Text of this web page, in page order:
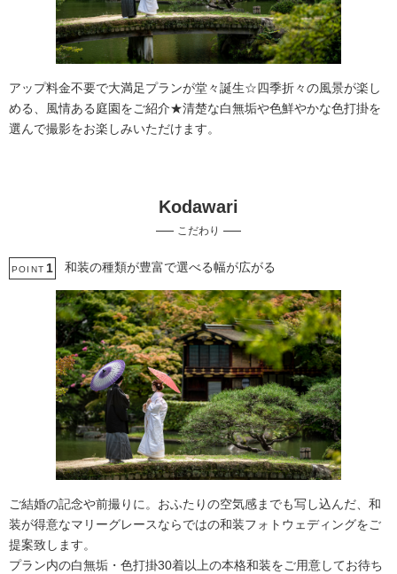
動画の作成 衣装追加無料
人気スポットでの撮影
歴史的建造物での撮影
フォト＋会食
豊富な白無垢 豊富な色打掛・着物
豊富なカラードレス
アップ料金不要で大満足プランが堂々誕生☆四季折々の風景が楽し
める、風情ある庭園をご紹介★清楚な白無垢や色鮮やかな色打掛を
選んで撮影をお楽しみいただけます。
Kodawari
こだわり
POINT 1 和装の種類が豊富で選べる幅が広がる
ご結婚の記念や前撮りに。おふたりの空気感までも写し込んだ、和
装が得意なマリーグレースならではの和装フォトウェディングをご
提案致します。
プラン内の白無垢・色打掛30着以上の本格和装をご用意してお待ち